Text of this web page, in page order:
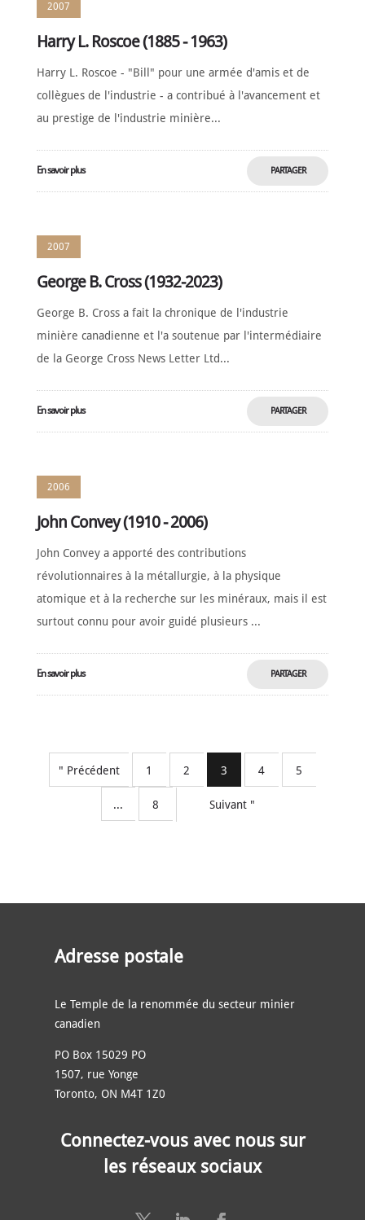
2007
Harry L. Roscoe (1885 - 1963)
Harry L. Roscoe - "Bill" pour une armée d'amis et de
collègues de l'industrie - a contribué à l'avancement et
au prestige de l'industrie minière...
En savoir plus PARTAGER
2007
George B. Cross (1932-2023)
George B. Cross a fait la chronique de l'industrie
minière canadienne et l'a soutenue par l'intermédiaire
de la George Cross News Letter Ltd...
En savoir plus PARTAGER
2006
John Convey (1910 - 2006)
John Convey a apporté des contributions
révolutionnaires à la métallurgie, à la physique
atomique et à la recherche sur les minéraux, mais il est
surtout connu pour avoir guidé plusieurs ...
En savoir plus PARTAGER
" Précédent 1 2 3 4 5
... 8 Suivant "
Adresse postale
Le Temple de la renommée du secteur minier
canadien
PO Box 15029 PO
1507, rue Yonge
Toronto, ON M4T 1Z0
Connectez-vous avec nous sur
les réseaux sociaux